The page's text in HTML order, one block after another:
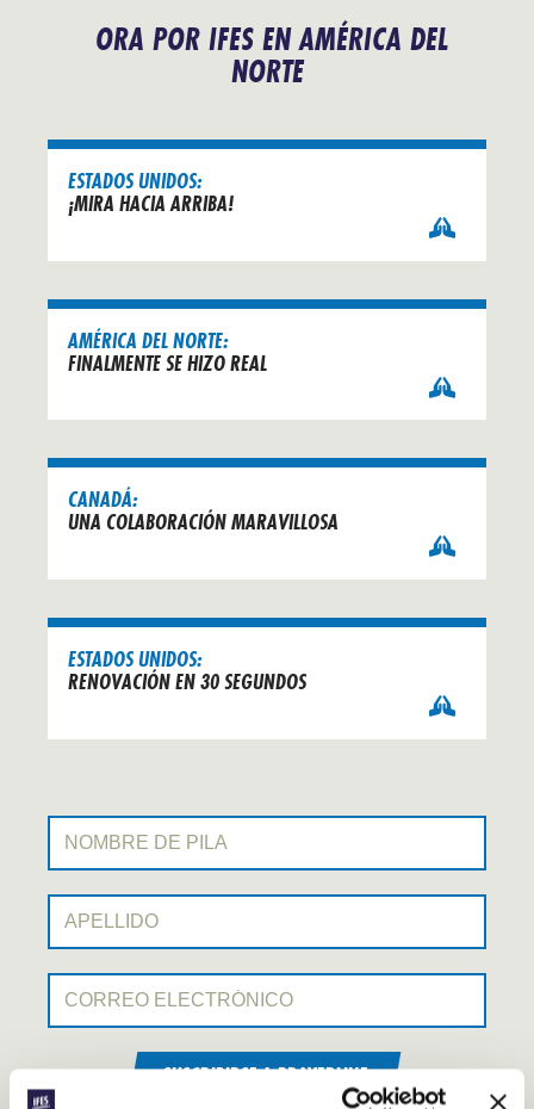
ORA POR IFES EN AMÉRICA DEL
NORTE
ESTADOS UNIDOS:
¡MIRA HACIA ARRIBA!
AMÉRICA DEL NORTE:
FINALMENTE SE HIZO REAL
CANADÁ:
UNA COLABORACIÓN MARAVILLOSA
ESTADOS UNIDOS:
RENOVACIÓN EN 30 SEGUNDOS
Nombre de pila:
Apellido:
Correo electrónico:
SUSCRIBIRSE A PRAYERLINE